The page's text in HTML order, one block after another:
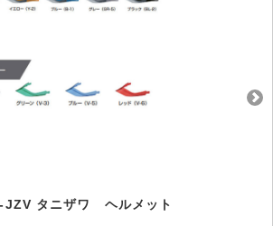
JZV タニザワ ヘルメット